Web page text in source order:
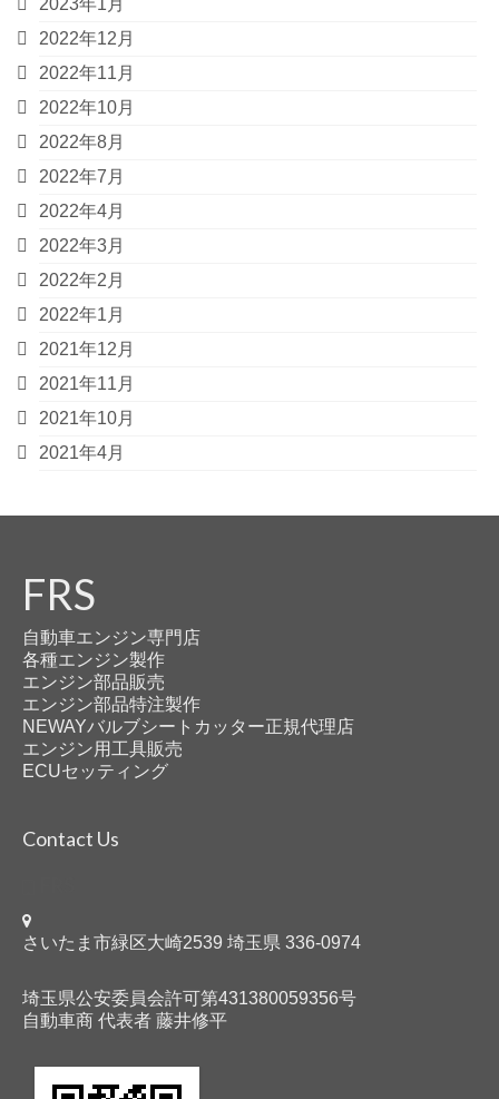
2022年12月
2022年11月
2022年10月
2022年8月
2022年7月
2022年4月
2022年3月
2022年2月
2022年1月
2021年12月
2021年11月
2021年10月
2021年4月
FRS
自動車エンジン専門店
各種エンジン製作
エンジン部品販売
エンジン部品特注製作
NEWAYバルブシートカッター正規代理店
エンジン用工具販売
ECUセッティング
Contact Us
さいたま市緑区大崎2539 埼玉県 336-0974
埼玉県公安委員会許可第431380059356号
自動車商 代表者 藤井修平